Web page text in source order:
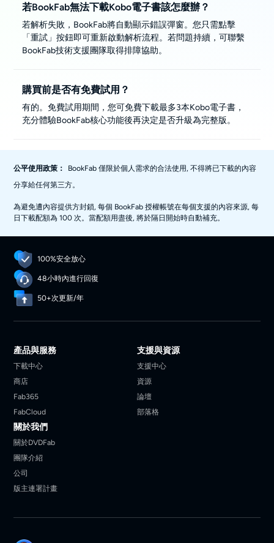
若BookFab無法下載Kobo電子書該怎麼辦？
若解析失敗，BookFab將自動顯示錯誤彈窗。您只需點擊
「重試」按鈕即可重新啟動解析流程。若問題持續，可聯繫
BookFab技術支援團隊取得排障協助。
購買前是否有免費試用？
有的。免費試用期間，您可免費下載最多3本Kobo電子書，
充分體驗BookFab核心功能後再決定是否升級為完整版。
公平使用政策：
BookFab 僅限於個人需求的合法使用, 不得將已下載的內容
分享給任何第三方。
為避免遭內容提供方封鎖, 每個 BookFab 授權帳號在每個支援的內容來源, 每
日下載配額為 100 次。當配額用盡後, 將於隔日開始時自動補充。
100%安全放心
48小時內進行回復
50+次更新/年
產品與服務
下載中心
商店
Fab365
FabCloud
支援與資源
支援中心
資源
論壇
部落格
關於我們
關於DVDFab
團隊介紹
公司
版主連署計畫